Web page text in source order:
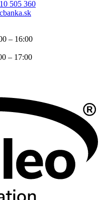
505 360
– 16:00
– 17:00